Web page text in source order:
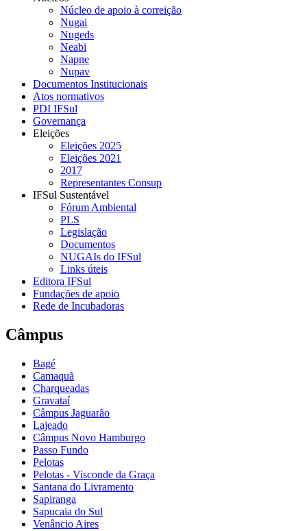
Núcleo de apoio à correição
Nugai
Nugeds
Neabi
Napne
Nupav
Documentos Institucionais
Atos normativos
PDI IFSul
Governança
Eleições
Eleições 2025
Eleições 2021
2017
Representantes Consup
IFSul Sustentável
Fórum Ambiental
PLS
Legislação
Documentos
NUGAIs do IFSul
Links úteis
Editora IFSul
Fundações de apoio
Rede de Incubadoras
Câmpus
Bagé
Camaquã
Charqueadas
Gravataí
Câmpus Jaguarão
Lajeado
Câmpus Novo Hamburgo
Passo Fundo
Pelotas
Pelotas - Visconde da Graça
Santana do Livramento
Sapiranga
Sapucaia do Sul
Venâncio Aires